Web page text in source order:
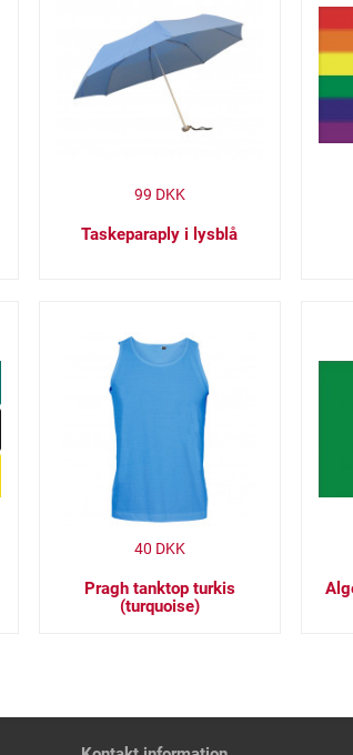
Taskeparaply i lysblå
99 DKK
Pragh tanktop turkis
(turquoise)
40 DKK